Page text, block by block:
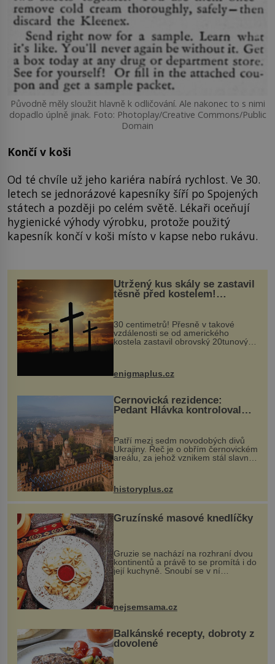
Původně měly sloužit hlavně k odličování. Ale nakonec to s nimi
dopadlo úplně jinak. Foto: Photoplay/Creative Commons/Public
Domain
Končí v koši
Od té chvíle už jeho kariéra nabírá rychlost. Ve 30.
letech se jednorázové kapesníky šíří po Spojených
státech a později po celém světě. Lékaři oceňují
hygienické výhody výrobku, protože použitý
kapesník končí v koši místo v kapse nebo rukávu.
Utržený kus skály se zastavil
těsně před kostelem!
Ochránila ho boží síla?
30 centimetrů! Přesně v takové
vzdálenosti se od amerického
kostela zastavil obrovský 20tunový
...
enigmaplus.cz
Černovická rezidence:
Pedant Hlávka kontroloval
Patří mezi sedm novodobých divů
Ukrajiny. Řeč je o obřím černovickém
areálu, za jehož vznikem stál slavný
český architekt Josef Hlávka. Ten si
na něm dal mimořádně záležet. Jeho
stavební plány by při ...
historyplus.cz
Gruzínské masové knedlíčky
Gruzie se nachází na rozhraní dvou
kontinentů a právě to se promítá i do
její kuchyně. Snoubí se v ní
evropské a asijské chutě a díky tomu
vznikají rozmanité a chuťově bohaté
pokrmy, které rozhodně st...
nejsemsama.cz
Balkánské recepty, dobroty z
dovolené